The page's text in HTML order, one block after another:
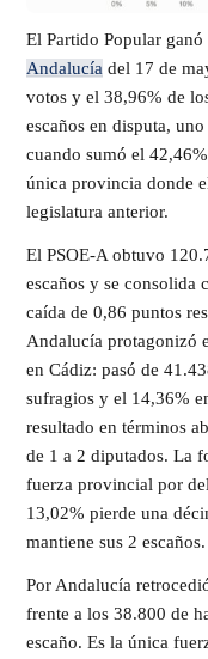
El Partido Popular ganó
Andalucía del 17 de
votos y el 38,96% de
escaños en disputa,
cuando sumó el
única provincia donde
legislatura anterior.
El PSOE-A obtuvo
escaños y se consolida
caída de 0,86 puntos
Andalucía protagonizó
en Cádiz: pasó de
sufragios y el 14,36%
resultado en términos
de 1 a 2 diputados. La
fuerza provincial por
13,02% pierde una
mantiene sus 2 escaños.
Por Andalucía
frente a los 38.800 de
escaño. Es la única